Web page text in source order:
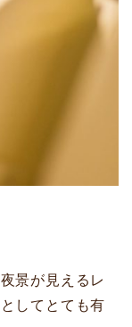
景が見えるレ
してとても有